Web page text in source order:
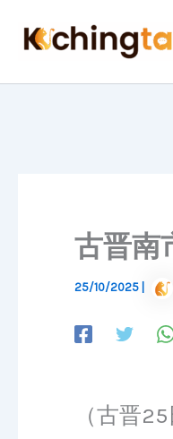
古晋南
25/10/2025
（古晋